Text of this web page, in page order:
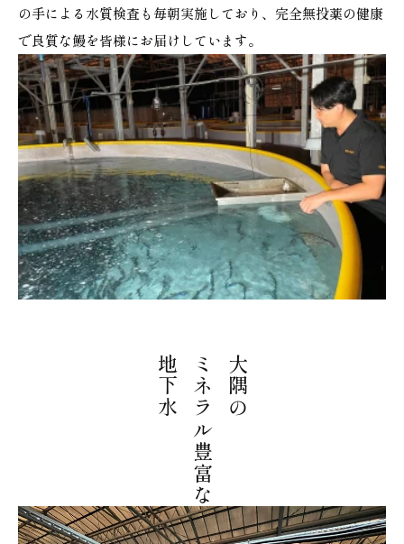
の手による水質検査も毎朝実施しており、完全無投薬の健康
で良質な鰻を皆様にお届けしています。
大隅の
ミネラル豊富な
地下水